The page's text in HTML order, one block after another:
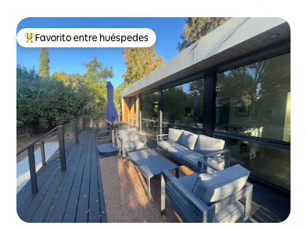
Favorito entre huéspedes preferido
Favorito entre huéspedes